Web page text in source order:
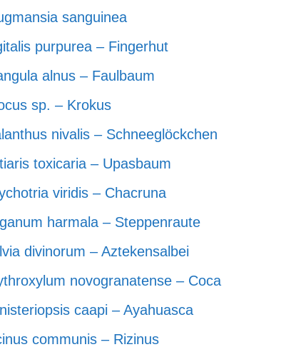
sanguinea
purpurea – Fingerhut
alnus – Faulbaum
sp. – Krokus
nivalis – Schneeglöckchen
toxicaria – Upasbaum
viridis – Chacruna
harmala – Steppenraute
divinorum – Aztekensalbei
novogranatense – Coca
caapi – Ayahuasca
communis – Rizinus